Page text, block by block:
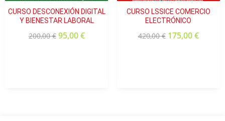
CURSO DESCONEXIÓN DIGITAL
Y BIENESTAR LABORAL
200,00€ 95,00€
CURSO LSSICE COMERCIO
ELECTRÓNICO
420,00€ 175,00€